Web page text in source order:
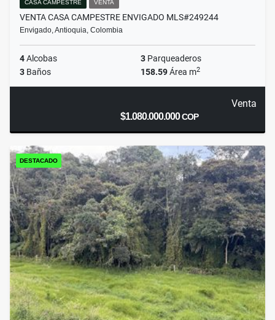
CASA CAMPESTRE VENTA
VENTA CASA CAMPESTRE ENVIGADO MLS#249244
Envigado, Antioquia, Colombia
4Alcobas 3 Parqueaderos
3 Baños 158.59Área m2
Venta
$1.080.000.000COP
DESTACADO